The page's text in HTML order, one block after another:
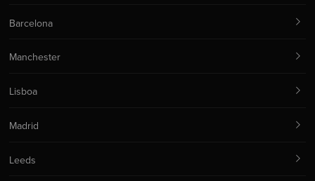
Barcelona
Manchester
Lisboa
Madrid
Leeds